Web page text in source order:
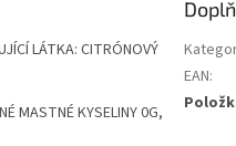
LÁTKA: CITRÓNOVÝ
MASTNÉ KYSELINY 0G,
EAN: